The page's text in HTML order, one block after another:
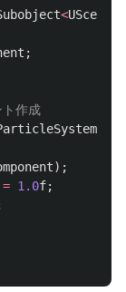
<
;
作成
);
= 1.0f;